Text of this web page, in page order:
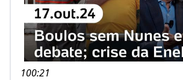
100:21